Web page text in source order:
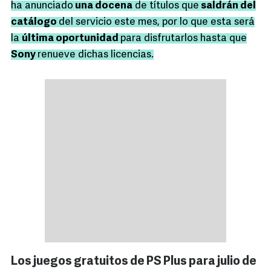
ha anunciado una docena de títulos que saldrán del
catálogo del servicio este mes, por lo que esta será
la última oportunidad para disfrutarlos hasta que
Sony renueve dichas licencias.
Los juegos gratuitos de PS Plus para julio de